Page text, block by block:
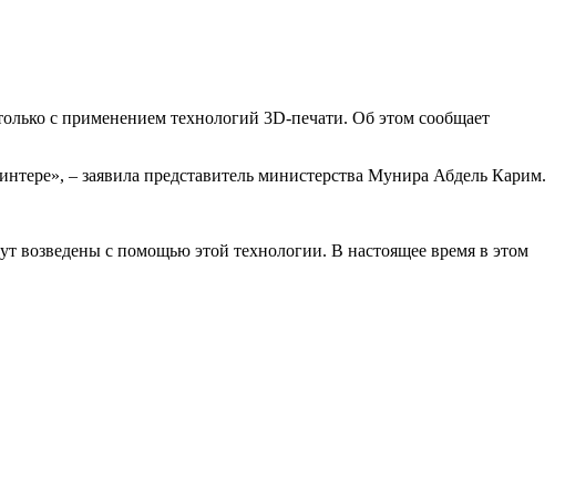
с применением технологий 3D-печати. Об этом сообщает
– заявила представитель министерства Мунира Абдель Карим.
возведены с помощью этой технологии. В настоящее время в этом